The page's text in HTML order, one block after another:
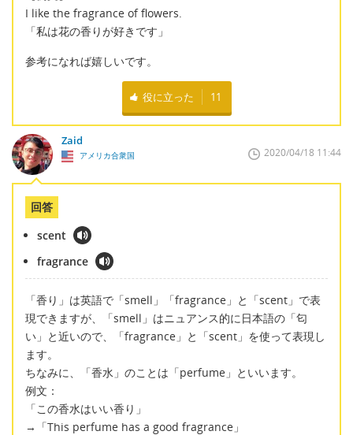
I like the fragrance of flowers.
「私は花の香りが好きです」
参考になれば嬉しいです。
役に立った 11
Zaid
アメリカ合衆国 2020/04/18 11:44
回答
scent
fragrance
「香り」は英語で「smell」「fragrance」と「scent」で表
現できますが、「smell」はニュアンス的に日本語の「匂
い」と近いので、「fragrance」と「scent」を使って表現し
ます。
ちなみに、「香水」のことは「perfume」といいます。
例文：
「この香水はいい香り」
→「This perfume has a good fragrance」